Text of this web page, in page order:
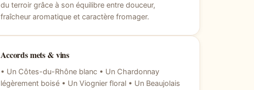
du terroir grâce à son équilibre entre douceur,
fraîcheur aromatique et caractère fromager.
Accords mets & vins
• Un Côtes-du-Rhône blanc • Un Chardonnay
légèrement boisé • Un Viognier floral • Un Beaujolais